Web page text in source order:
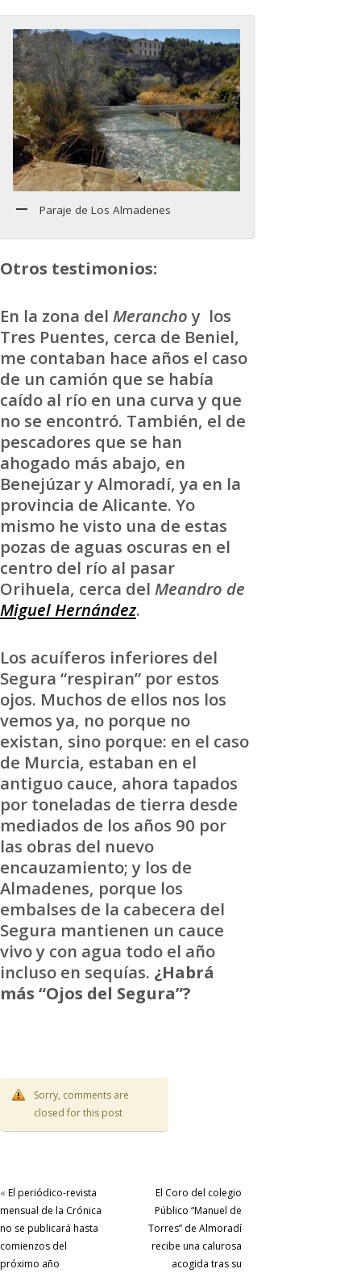
Paraje de Los Almadenes
Otros testimonios:
En la zona del Meranchoy los
Tres Puentes, cerca de Beniel,
me contaban hace años el caso
de un camión que se había
caído al río en una curva y que
no se encontró. También, el de
pescadores que se han
ahogado más abajo, en
Benejúzar y Almoradí, ya en la
provincia de Alicante. Yo
mismo he visto una de estas
pozas de aguas oscuras en el
centro del río al pasar
Orihuela, cerca del Meandro de
Miguel Hernández.
Los acuíferos inferiores del
Segura “respiran” por estos
ojos. Muchos de ellos nos los
vemos ya, no porque no
existan, sino porque: en el caso
de Murcia, estaban en el
antiguo cauce, ahora tapados
por toneladas de tierra desde
mediados de los años 90 por
las obras del nuevo
encauzamiento; y los de
Almadenes, porque los
embalses de la cabecera del
Segura mantienen un cauce
vivo y con agua todo el año
incluso en sequías. ¿Habrá
más “Ojos del Segura”?
Sorry, comments are
closed for this post
« El periódico-revista
mensual de la Crónica
no se publicará hasta
comienzos del
próximo año
El Coro del colegio
Público “Manuel de
Torres” de Almoradí
recibe una calurosa
acogida tras su